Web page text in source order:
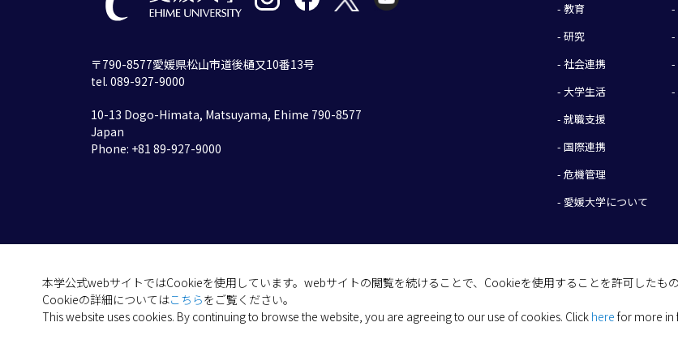
本学公式webサイトではCookieを使用しています。webサイトの閲覧を続けることで、Cookieを使用することを許可したもの
Cookieの詳細についてはこちらをご覧ください。
This website uses cookies. By continuing to browse the website, you are agreeing to our use of cookies. Click here for more in
- 教育
- 研究
- 社会連携
- 大学生活
- 就職支援
- 国際連携
- 危機管理
- 愛媛大学について
-
-
-
-
〒790-8577愛媛県松山市道後樋又10番13号
tel. 089-927-9000
10-13 Dogo-Himata, Matsuyama, Ehime 790-8577
Japan
Phone: +81 89-927-9000
(C) 2026 Ehime University.